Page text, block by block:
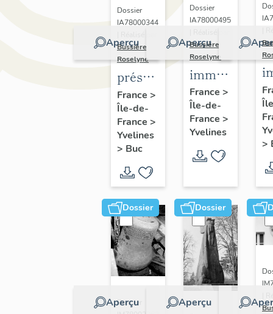
Aperçu
Dossier
IA78000344
Bussière
Roselyne
présentation
de la
commune
de Buc
France >
Île-de-
France >
Yvelines
> Buc
Aperçu
Dossier
IA78000495
Bussière
Roselyne
immeubles,
maisons,
fermes
France >
Île-de-
France >
Yvelines
>
Dossier
Aperçu
Dossier
Dossier
Aperçu